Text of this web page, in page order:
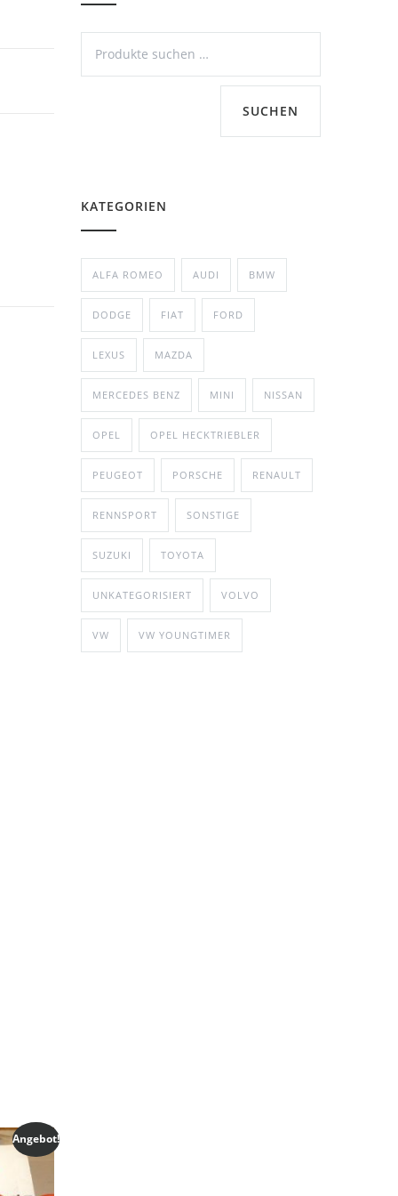
Angebot!
SUCHEN
KATEGORIEN
ALFA ROMEO AUDI BMW
DODGE FIAT FORD
LEXUS MAZDA
MERCEDES BENZ MINI NISSAN
OPEL OPEL HECKTRIEBLER
PEUGEOT PORSCHE RENAULT
RENNSPORT SONSTIGE
SUZUKI TOYOTA
UNKATEGORISIERT VOLVO
VW VW YOUNGTIMER